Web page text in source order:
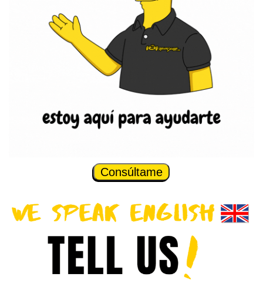
Consúltame